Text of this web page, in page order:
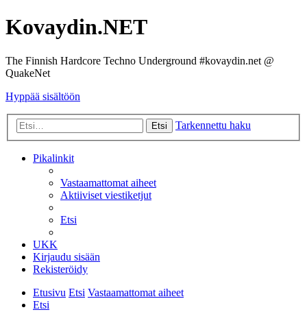
Kovaydin.NET
The Finnish Hardcore Techno Underground #kovaydin.net @
QuakeNet
Hyppää sisältöön
Etsi Tarkennettu haku
Pikalinkit
Vastaamattomat aiheet
Aktiiviset viestiketjut
Etsi
UKK
Kirjaudu sisään
Rekisteröidy
Etusivu Etsi Vastaamattomat aiheet
Etsi